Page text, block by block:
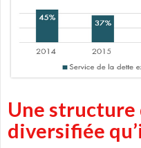
Une structure
diversifiée